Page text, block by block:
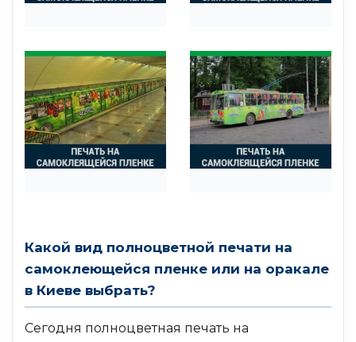
Какой вид полноцветной печати на
самоклеющейся пленке или на оракале
в Киеве выбрать?
Сегодня полноцветная печать на